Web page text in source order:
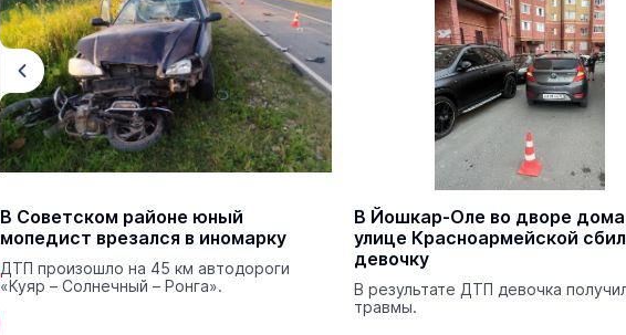
Алексей Ямаев о премьере в театре
Культура 18 марта 11:05
Как узнать на законных
кто собственник
Интервью
В Советском районе юный
мопедист врезался в иномарку
ДТП произошло на 45 км автодороги
«Куяр – Солнечный – Ронга».
В Йошкар-Оле во дворе дома
улице Красноармейской
девочку
В результате ДТП девочка
травмы.